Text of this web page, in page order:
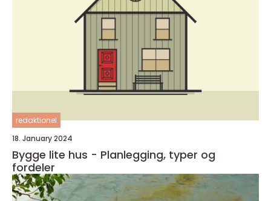
redaktionel
18. January 2024
Bygge lite hus - Planlegging, typer og
fordeler